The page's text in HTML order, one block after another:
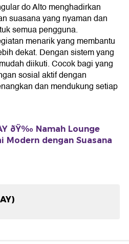
do Alto menghadirkan
suasana yang nyaman dan
semua pengguna.
menarik yang membantu
dekat. Dengan sistem yang
diikuti. Cocok bagi yang
sosial aktif dengan
dan mendukung setiap
ðŸ‰ Namah Lounge
Modern dengan Suasana